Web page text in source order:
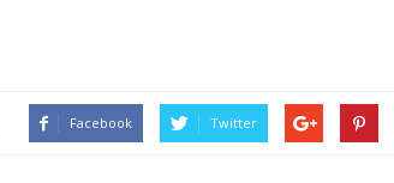
Facebook Twitter